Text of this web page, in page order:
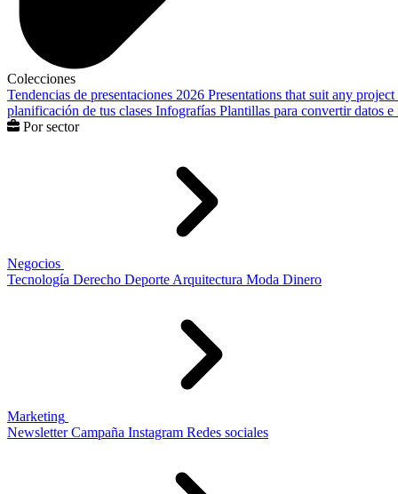
Colecciones
Tendencias de presentaciones 2026 Presentations that suit any project
planificación de tus clases Infografías Plantillas para convertir datos
Por sector
Negocios
Tecnología Derecho Deporte Arquitectura Moda Dinero
Marketing
Newsletter Campaña Instagram Redes sociales